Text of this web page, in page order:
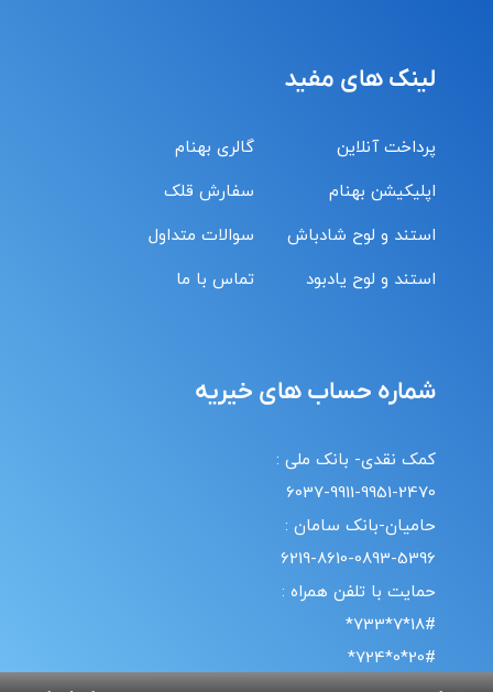
لینک های مفید
پرداخت آنلاین
اپلیکیشن بهنام
استند و لوح شادباش
استند و لوح یادبود
گالری بهنام
سفارش قلک
سوالات متداول
تماس با ما
شماره حساب های خیریه
کمک نقدی- بانک ملی :
6037-9911-9951-2470
حامیان-بانک سامان :
6219-8610-0893-5396
حمایت با تلفن همراه :
18#*7*733*
20#*0*724*